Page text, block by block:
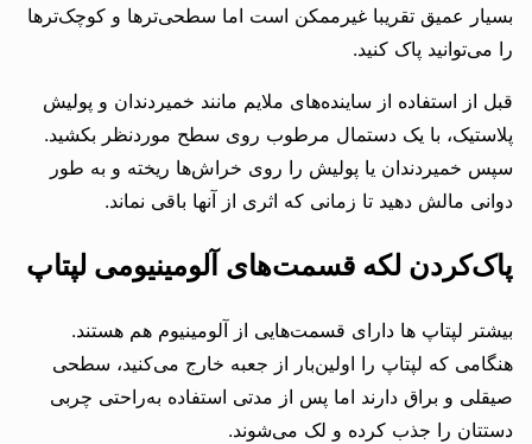
بسیار عمیق تقریبا غیرممکن است اما سطحی‌ترها و کوچک‌ترها
را می‌توانید پاک کنید.
قبل از استفاده از ساینده‌های ملایم مانند خمیردندان و پولیش
پلاستیک، با یک دستمال مرطوب روی سطح موردنظر بکشید.
سپس خمیردندان یا پولیش را روی خراش‌ها ریخته و به طور
دوانی مالش دهید تا زمانی که اثری از آنها باقی نماند.
پاک‌کردن لکه قسمت‌های آلومینیومی لپتاپ
بیشتر لپتاپ ها دارای قسمت‌هایی از آلومینیوم هم هستند.
هنگامی که لپتاپ را اولین‌بار از جعبه خارج می‌کنید، سطحی
صیقلی و براق دارند اما پس از مدتی استفاده به‌راحتی چربی
دستتان را جذب کرده و لک می‌شوند.